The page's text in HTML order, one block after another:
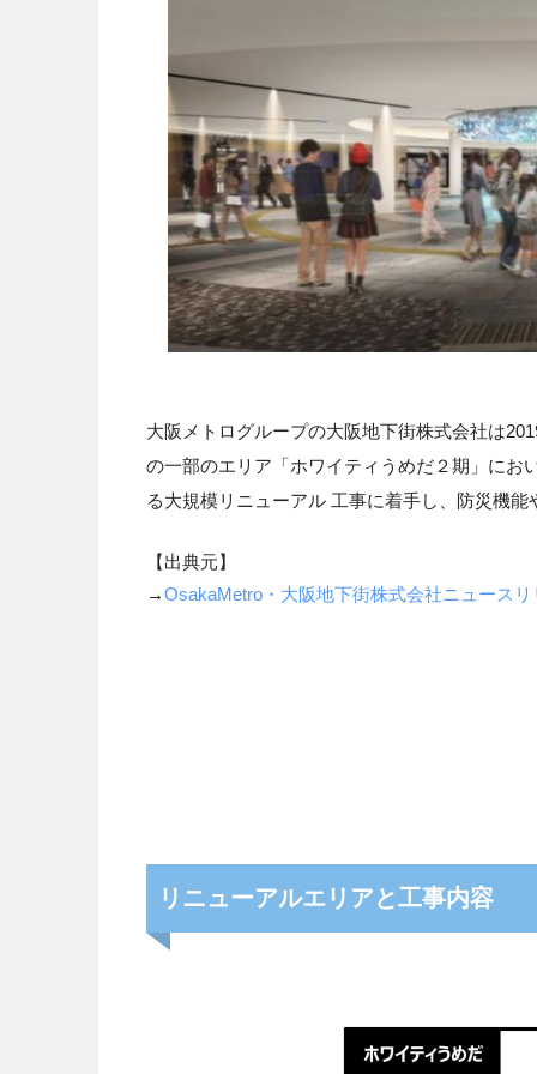
大阪メトログループの大阪地下街株式会社は
の一部のエリア「ホワイティうめだ２期」にお
る大規模リニューアル 工事に着手し、防災機
【出典元】
→OsakaMetro・大阪地下街株式会社ニュースリ
リニューアルエリアと工事内容